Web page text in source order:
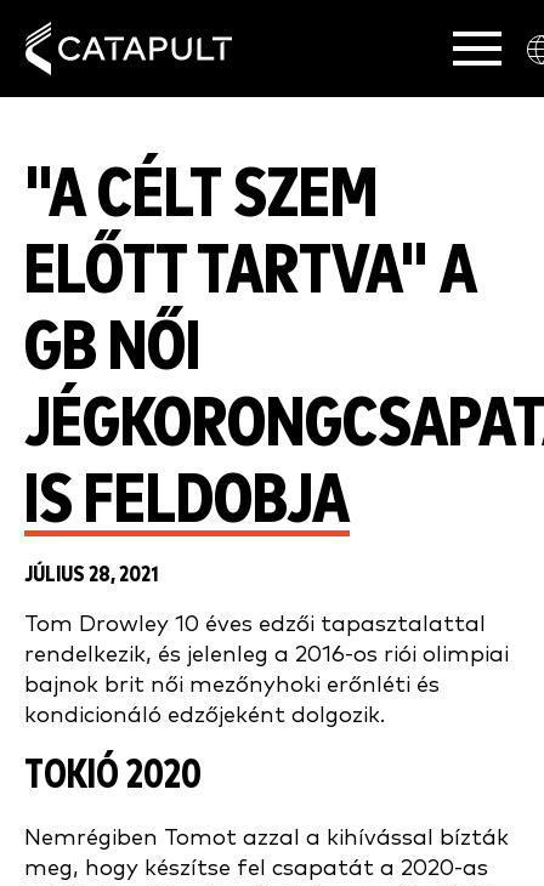
"A CÉLT SZEM
ELŐTT TARTVA" A
GB NŐI
IS FELDOBJA
JÚLIUS 28, 2021
Tom Drowley 10 éves edzői tapasztalattal
rendelkezik, és jelenleg a 2016-os riói olimpiai
bajnok brit női mezőnyhoki erőnléti és
kondicionáló edzőjeként dolgozik.
TOKIÓ 2020
Nemrégiben Tomot azzal a kihívással bízták
meg, hogy készítse fel csapatát a 2020-as